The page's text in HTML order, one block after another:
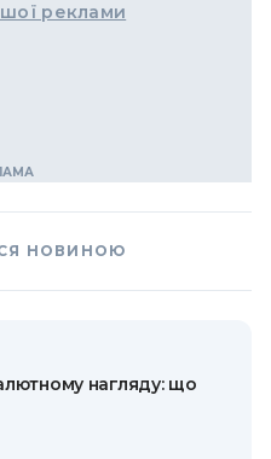
реклами
НОВИНОЮ
нагляду: що